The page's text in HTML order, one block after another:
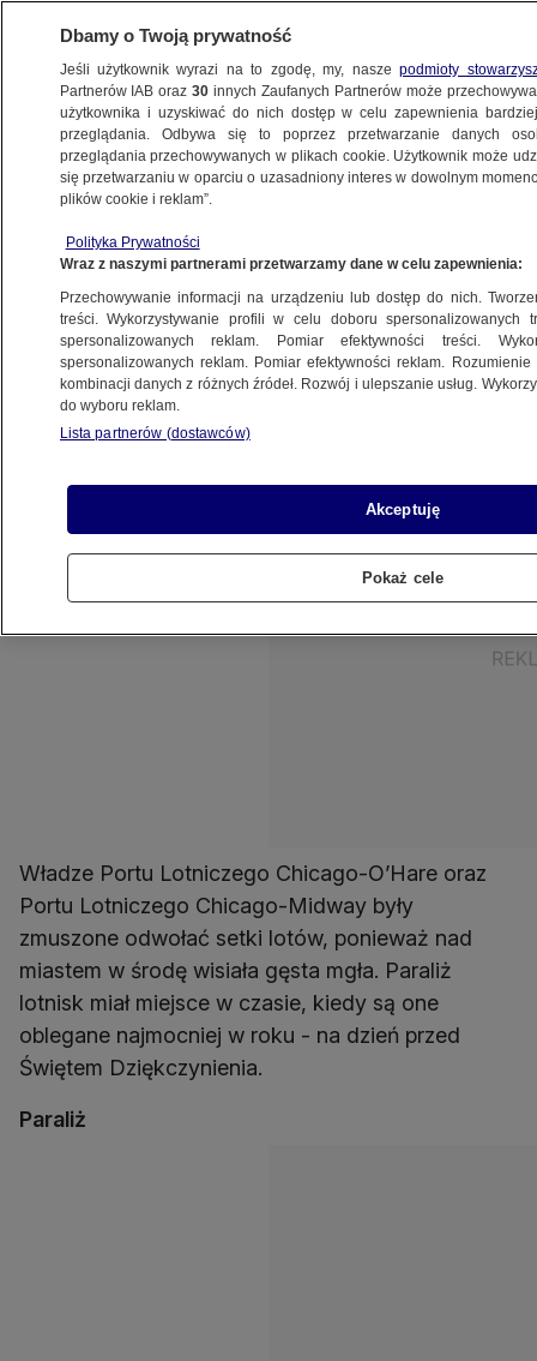
METEO
NAJNOWSZE
22.11.2012, 11:13
Udostępnij
Na dzień przed Świętem Dziękczynienia gęsta
mgła sparaliżowała chicagowskie lotniska, w tym
wielkie O'Hare.
Władze Portu Lotniczego Chicago-O’Hare oraz
Portu Lotniczego Chicago-Midway były
zmuszone odwołać setki lotów, ponieważ nad
miastem w środę wisiała gęsta mgła. Paraliż
lotnisk miał miejsce w czasie, kiedy są one
oblegane najmocniej w roku - na dzień przed
Świętem Dziękczynienia.
Paraliż
Dbamy o Twoją prywatność
Jeśli użytkownik wyrazi na to zgodę, my, naszepodmioty
Partnerów IAB oraz30 innych Zaufanych Partnerów może
użytkownika i uzyskiwać do nich dostęp w celu zapewnienia
przeglądania. Odbywa się to poprzez przetwarzanie danych
przeglądania przechowywanych w plikach cookie. Użytkownik może
się przetwarzaniu w oparciu o uzasadniony interes w dowolnym
plików cookie i reklam”.
Polityka Prywatności
Wraz z naszymi partnerami przetwarzamy dane w celu zapewnienia:
Przechowywanie informacji na urządzeniu lub dostęp do nich.
treści. Wykorzystywanie profili w celu doboru spersonalizowanych
spersonalizowanych reklam. Pomiar efektywności treści.
spersonalizowanych reklam. Pomiar efektywności reklam.
kombinacji danych z różnych źródeł. Rozwój i ulepszanie usług.
do wyboru reklam.
Lista partnerów (dostawców)
Akceptuję
Pokaż cele